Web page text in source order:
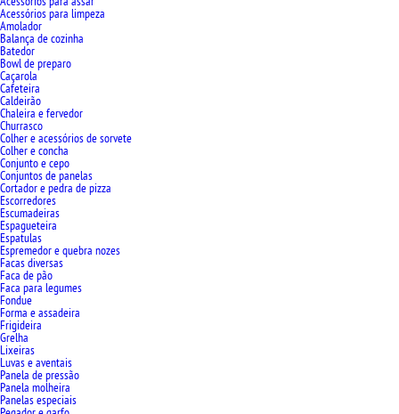
Acessórios para limpeza
Amolador
Balança de cozinha
Batedor
Bowl de preparo
Caçarola
Cafeteira
Caldeirão
Chaleira e fervedor
Churrasco
Colher e acessórios de sorvete
Colher e concha
Conjunto e cepo
Conjuntos de panelas
Cortador e pedra de pizza
Escorredores
Escumadeiras
Espagueteira
Espatulas
Espremedor e quebra nozes
Facas diversas
Faca de pão
Faca para legumes
Fondue
Forma e assadeira
Frigideira
Grelha
Lixeiras
Luvas e aventais
Panela de pressão
Panela molheira
Panelas especiais